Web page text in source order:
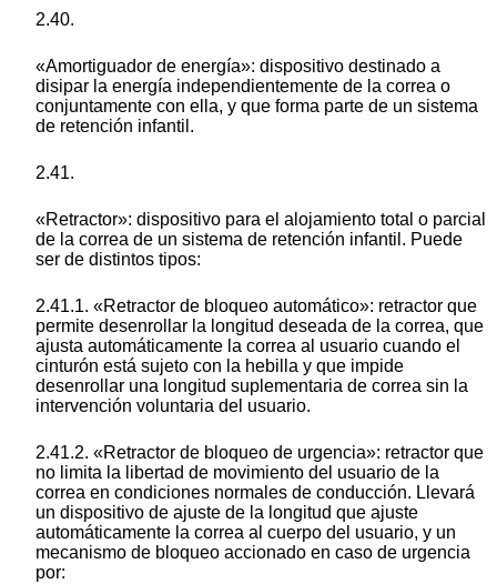
2.40.
«Amortiguador de energía»: dispositivo destinado a
disipar la energía independientemente de la correa o
conjuntamente con ella, y que forma parte de un sistema
de retención infantil.
2.41.
«Retractor»: dispositivo para el alojamiento total o parcial
de la correa de un sistema de retención infantil. Puede
ser de distintos tipos:
2.41.1. «Retractor de bloqueo automático»: retractor que
permite desenrollar la longitud deseada de la correa, que
ajusta automáticamente la correa al usuario cuando el
cinturón está sujeto con la hebilla y que impide
desenrollar una longitud suplementaria de correa sin la
intervención voluntaria del usuario.
2.41.2. «Retractor de bloqueo de urgencia»: retractor que
no limita la libertad de movimiento del usuario de la
correa en condiciones normales de conducción. Llevará
un dispositivo de ajuste de la longitud que ajuste
automáticamente la correa al cuerpo del usuario, y un
mecanismo de bloqueo accionado en caso de urgencia
por: